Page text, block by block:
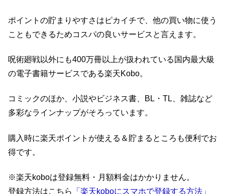
ポイントの貯まりやすさはピカイチで、他の買い物に使う
こともできるためコスパの良いサービスと言えます。
呪術廻戦以外にも400万冊以上が扱われている国内最大級
の電子書籍サービスである楽天Kobo。
コミックのほか、小説やビジネス書、BL・TL、雑誌など
多彩なラインナップがそろっています。
購入時に楽天ポイントが使える＆貯まるところも便利でお
得です。
※楽天koboは登録無料・月額料金はかかりません。
登録方法はこちら
「楽天koboにスマホで登録する方法」